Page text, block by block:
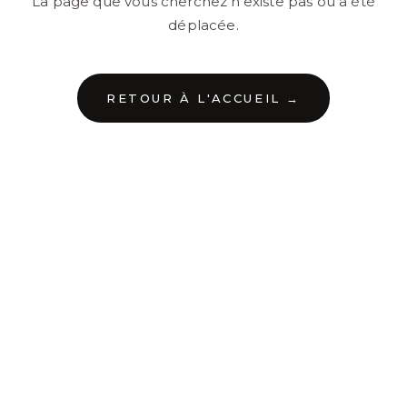
déplacée.
RETOUR À L'ACCUEIL →